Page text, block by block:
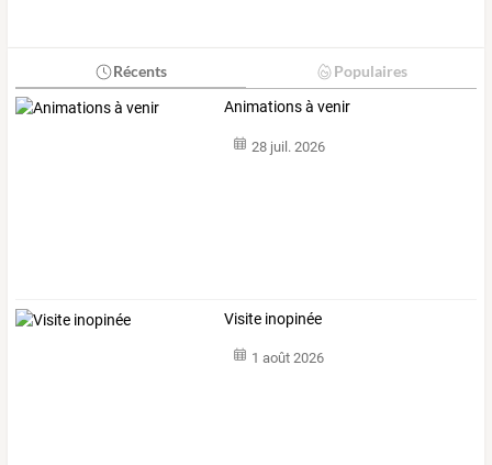
Récents Populaires
Animations à venir
28 juil. 2026
Visite inopinée
1 août 2026